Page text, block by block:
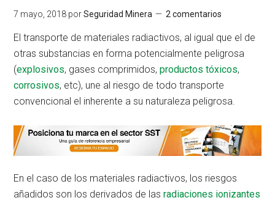
7 mayo, 2018 porSeguridad Minera 2 comentarios
El transporte de materiales radiactivos, al igual que el de
otras substancias en forma potencialmente peligrosa
(explosivos, gases comprimidos,productos tóxicos,
corrosivos, etc), une al riesgo de todo transporte
convencional el inherente a su naturaleza peligrosa.
En el caso de los materiales radiactivos, los riesgos
añadidos son los derivados de lasradiaciones ionizantes